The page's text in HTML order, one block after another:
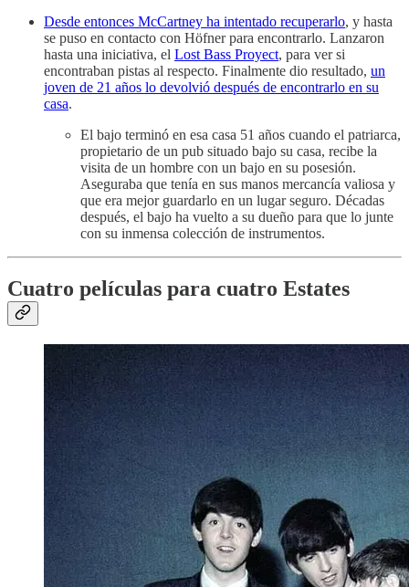
Desde entonces McCartney ha intentado recuperarlo, y hasta
se puso en contacto con Höfner para encontrarlo. Lanzaron
hasta una iniciativa, el Lost Bass Proyect, para ver si
encontraban pistas al respecto. Finalmente dio resultado, un
joven de 21 años lo devolvió después de encontrarlo en su
casa.
El bajo terminó en esa casa 51 años cuando el patriarca,
propietario de un pub situado bajo su casa, recibe la
visita de un hombre con un bajo en su posesión.
Aseguraba que tenía en sus manos mercancía valiosa y
que era mejor guardarlo en un lugar seguro. Décadas
después, el bajo ha vuelto a su dueño para que lo junte
con su inmensa colección de instrumentos.
Cuatro películas para cuatro Estates